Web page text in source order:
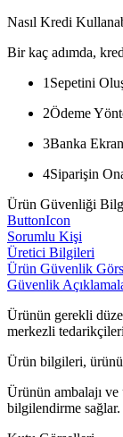
Nasıl Kredi
Bir kaç adımda,
1 Sepetini
2Ödeme
3Banka
4Siparişin
Ürün Güvenliği
ButtonIcon
Sorumlu Kişi
Üretici Bilgileri
Ürün Güvenlik
Güvenlik
Ürünün gerekli
merkezli
Ürün bilgileri,
Ürünün ambalajı
bilgilendirme sağlar.